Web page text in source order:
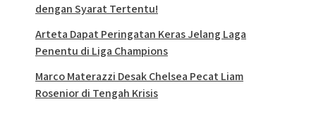
dengan Syarat Tertentu!
Arteta Dapat Peringatan Keras Jelang Laga
Penentu di Liga Champions
Marco Materazzi Desak Chelsea Pecat Liam
Rosenior di Tengah Krisis